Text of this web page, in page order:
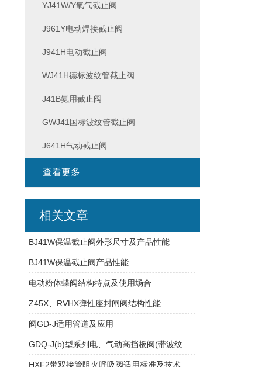
YJ41W/Y氧气截止阀
J961Y电动焊接截止阀
J941H电动截止阀
WJ41H德标波纹管截止阀
J41B氨用截止阀
GWJ41国标波纹管截止阀
J641H气动截止阀
查看更多
相关文章
BJ41W保温截止阀外形尺寸及产品性能
BJ41W保温截止阀产品性能
电动粉体蝶阀结构特点及使用场合
Z45X、RVHX弹性座封闸阀结构性能
阀GD-J适用管道及应用